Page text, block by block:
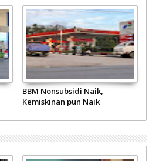
BBM Nonsubsidi Naik,
Kemiskinan pun Naik